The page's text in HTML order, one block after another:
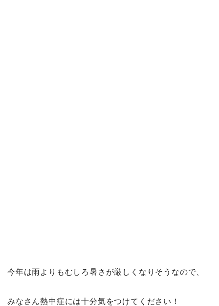
今年は雨よりもむしろ暑さが厳しくなりそうなので、
みなさん熱中症には十分気をつけてください！